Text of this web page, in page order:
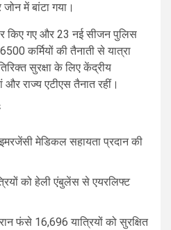
में बांटा गया।
किए गए और 23 नई सीजन पुलिस
कर्मियों की तैनाती से यात्रा
सुरक्षा के लिए केंद्रीय
और राज्य एटीएस तैनात रहीं।
इमरजेंसी मेडिकल सहायता प्रदान की
को हेली एंबुलेंस से एयरलिफ्ट
फंसे 16,696 यात्रियों को सुरक्षित